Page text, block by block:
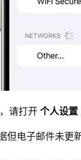
请打开 个人设置
但电子邮件未更